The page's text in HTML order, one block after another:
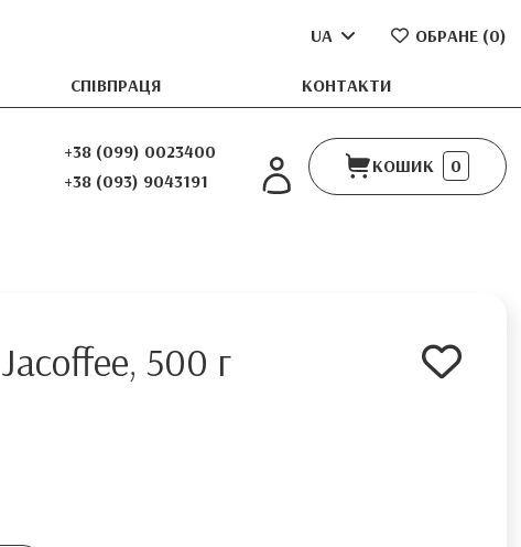
СПІВПРАЦЯ КОНТАКТИ
UA ОБРАНЕ (0)
+38 (099) 0023400
+38 (093) 9043191
КОШИК 0
500 г